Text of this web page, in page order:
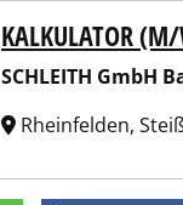
KALKULATOR
SCHLEITH GmbH
Rheinfelden,